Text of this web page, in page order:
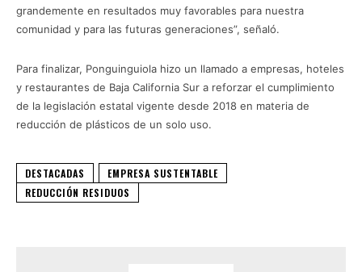
grandemente en resultados muy favorables para nuestra
comunidad y para las futuras generaciones”, señaló.
Para finalizar, Ponguinguiola hizo un llamado a empresas, hoteles
y restaurantes de Baja California Sur a reforzar el cumplimiento
de la legislación estatal vigente desde 2018 en materia de
reducción de plásticos de un solo uso.
DESTACADAS
EMPRESA SUSTENTABLE
REDUCCIÓN RESIDUOS